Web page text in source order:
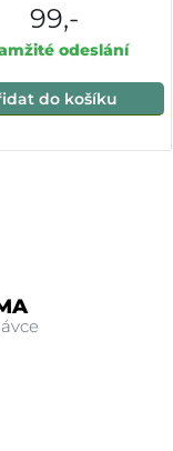
99,-
odeslání
do košíku